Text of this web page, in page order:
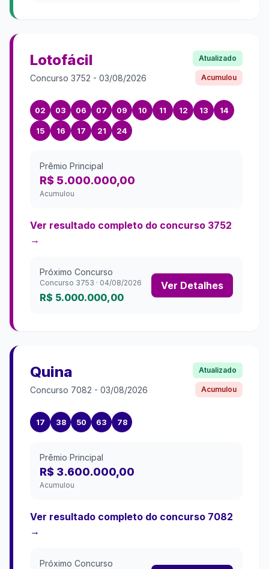
Lotofácil
Concurso 3752 - 03/08/2026
Atualizado
Acumulou
02 03 06 07 09 10 11 12 13 14
15 16 17 21 24
Prêmio Principal
R$ 5.000.000,00
Acumulou
Ver resultado completo do concurso 3752
→
Próximo Concurso
Concurso 3753 · 04/08/2026
R$ 5.000.000,00
Ver Detalhes
Quina
Concurso 7082 - 03/08/2026
Atualizado
Acumulou
17 38 50 63 78
Prêmio Principal
R$ 3.600.000,00
Acumulou
Ver resultado completo do concurso 7082
→
Próximo Concurso